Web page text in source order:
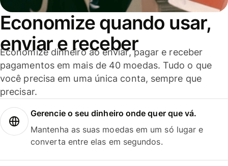
Economize quando usar,
enviar e receber
Economize dinheiro ao enviar, pagar e receber
pagamentos em mais de 40 moedas. Tudo o que
você precisa em uma única conta, sempre que
precisar.
Gerencie o seu dinheiro onde quer que vá.
Mantenha as suas moedas em um só lugar e
converta entre elas em segundos.